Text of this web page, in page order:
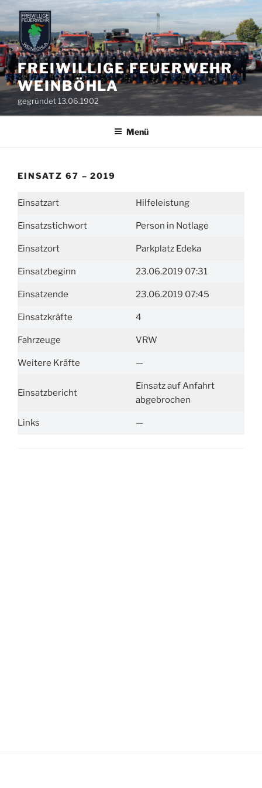
Inhalt
springen
FREIWILLIGE FEUERWEHR
WEINBÖHLA
gegründet 13.06.1902
Menü
EINSATZ 67 – 2019
Einsatzart Hilfeleistung
Einsatzstichwort Person in Notlage
Einsatzort Parkplatz Edeka
Einsatzbeginn 23.06.2019 07:31
Einsatzende 23.06.2019 07:45
Einsatzkräfte 4
Fahrzeuge VRW
Weitere Kräfte —
Einsatzbericht
Einsatz auf Anfahrt
abgebrochen
Links —